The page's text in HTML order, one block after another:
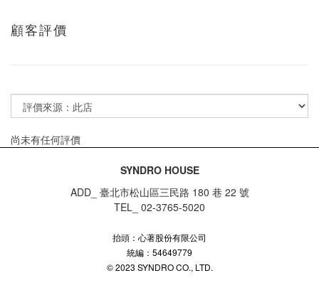
顧客評價
尚未有任何評價
SYNDRO HOUSE
ADD_ 臺北市松山區三民路 180 巷 22 號
TEL_ 02-3765-5020
抬頭：心著股份有限公司
統編：54649779
© 2023 SYNDRO CO., LTD.